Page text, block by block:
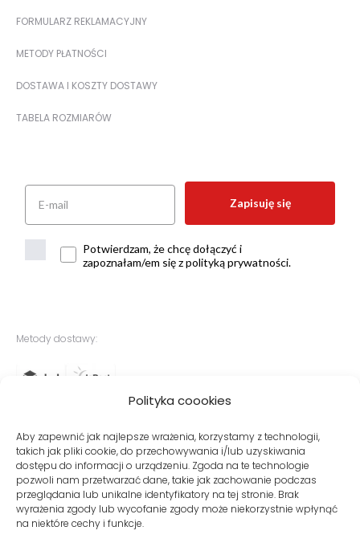
Polityka coookies
Aby zapewnić jak najlepsze wrażenia, korzystamy z technologii,
takich jak pliki cookie, do przechowywania i/lub uzyskiwania
dostępu do informacji o urządzeniu. Zgoda na te technologie
pozwoli nam przetwarzać dane, takie jak zachowanie podczas
przeglądania lub unikalne identyfikatory na tej stronie. Brak
wyrażenia zgody lub wycofanie zgody może niekorzystnie wpłynąć
na niektóre cechy i funkcje.
FORMULARZ REKLAMACYJNY
METODY PŁATNOŚCI
DOSTAWA I KOSZTY DOSTAWY
TABELA ROZMIARÓW
Zapisuję się
Potwierdzam, że chcę dołączyć i
zapoznałam/em się z polityką prywatności.
Metody dostawy: